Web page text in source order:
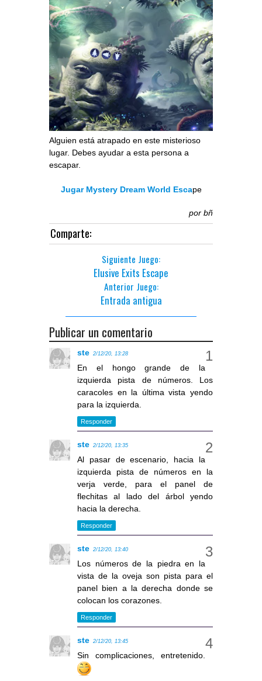
Alguien está atrapado en este misterioso
lugar. Debes ayudar a esta persona a
escapar.
Jugar Mystery Dream World Escape
por bñ
Comparte:
Siguiente Juego:
Elusive Exits Escape
Anterior Juego:
Entrada antigua
Publicar un comentario
ste 2/12/20, 13:28
En el hongo grande de la
izquierda pista de números. Los
caracoles en la última vista yendo
para la izquierda.
Responder
ste 2/12/20, 13:35
Al pasar de escenario, hacia la
izquierda pista de números en la
verja verde, para el panel de
flechitas al lado del árbol yendo
hacia la derecha.
Responder
ste 2/12/20, 13:40
Los números de la piedra en la
vista de la oveja son pista para el
panel bien a la derecha donde se
colocan los corazones.
Responder
ste 2/12/20, 13:45
Sin complicaciones, entretenido.